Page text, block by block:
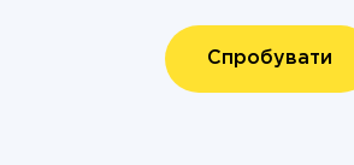
Спробувати